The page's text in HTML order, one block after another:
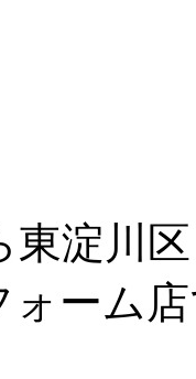
東淀
ォーム